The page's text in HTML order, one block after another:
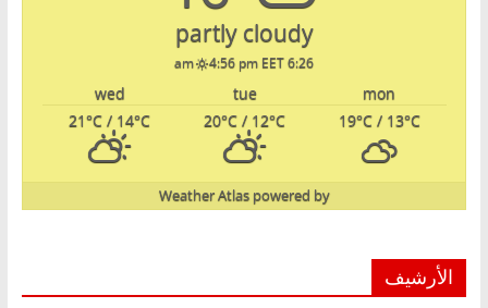
partly cloudy
6:26 am
4:56 pm EET
mon
tue
wed
19°C/ 13°C
20°C / 12°C
21°C / 14°C
powered by
Weather Atlas
الأرشيف